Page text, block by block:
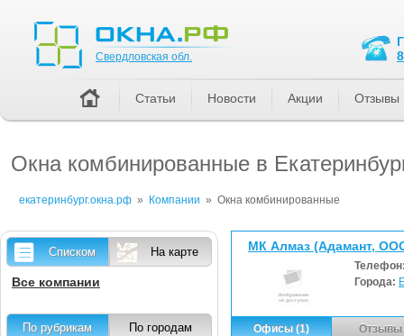
Окна комбинированные в
екатеринбург.окна.рф » Компании » Окна комбинированные
МК Алмаз (Адамант,
Города:
Офисы (1) Отзывы
Списком На карте
Все компании
По рубрикам По городам
Свердловская обл.
Статьи Новости Акции Отзывы